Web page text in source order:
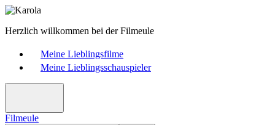
Herzlich willkommen bei der Filmeule
Meine Lieblingsfilme
Meine Lieblingsschauspieler
Filmeule